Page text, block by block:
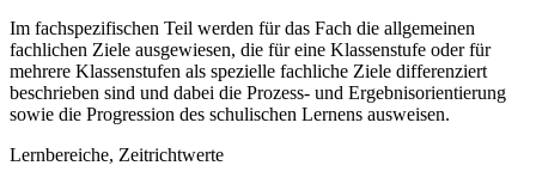
Im fachspezifischen Teil werden für das Fach die allgemeinen
fachlichen Ziele ausgewiesen, die für eine Klassenstufe oder für
mehrere Klassenstufen als spezielle fachliche Ziele differenziert
beschrieben sind und dabei die Prozess- und Ergebnisorientierung
sowie die Progression des schulischen Lernens ausweisen.
Lernbereiche, Zeitrichtwerte